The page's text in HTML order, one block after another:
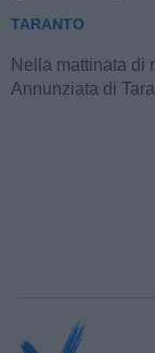
TARANTO
Nella sede
Fruit (collocata al